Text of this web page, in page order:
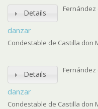
Details
danzar
Fernández
Condestable de Castilla don
Details
danzar
Fernández
Condestable de Castilla don